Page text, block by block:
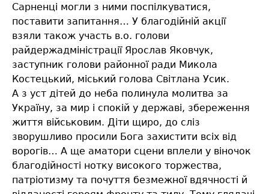
Сарненці могли з ними поспілкуватися,
поставити запитання… У благодійній акції
взяли також участь в.о. голови
райдержадміністрації Ярослав Яковчук,
заступник голови районної ради Микола
Костецький, міський голова Світлана Усик.
А з уст дітей до неба полинула молитва за
Україну, за мир і спокій у державі, збереження
життя військовим. Діти щиро, до сліз
зворушливо просили Бога захистити всіх від
ворогів… А ще аматори сцени вплели у віночок
благодійності нотку високого торжества,
патріотизму та почуття безмежної вдячності й